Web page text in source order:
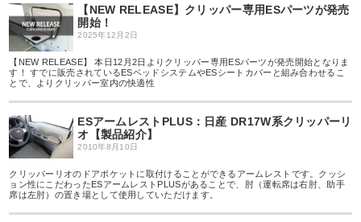
【NEW RELEASE】クリッパー専用ESパーツが発売
開始！
2025年12月2日
【NEW RELEASE】 本日12月2日よりクリッパー専用ESパーツが発売開始となりま
す！ すでに販売されているESベッドシステムやESシートカバーと組み合わせるこ
とで、よりクリッパー室内の快適性
ESアームレストPLUS：日産 DR17W系クリッパーリ
オ【製品紹介】
2010年8月10日
クリッパーリオのドアポケットに取付けることができるアームレストです。クッシ
ョン性にこだわったESアームレストPLUSがあることで、肘（運転席は右肘、助手
席は左肘）の置き場として使用していただけます。